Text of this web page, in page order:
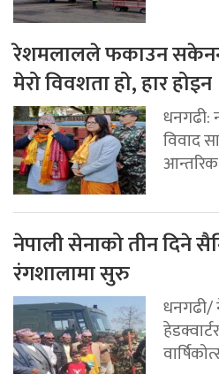
रेशमलालले फकाउन सकेनन्
मेरो विवशता हो, हार होइन
धनगढी:
विवाद
नेपाली सेनाको तीन दिने
रंगशालामा सुरु
धनगढी/